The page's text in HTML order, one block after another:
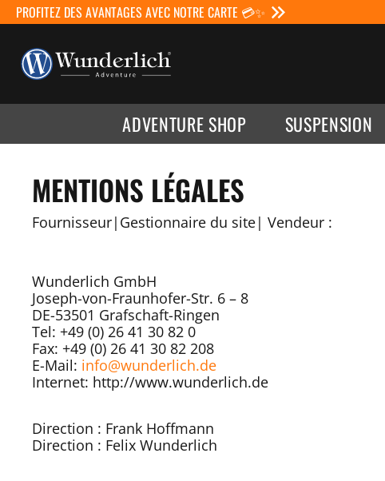
PROFITEZ DES AVANTAGES AVEC NOTRE CARTE 💳✨
ADVENTURE SHOP SUSPENSION
MENTIONS LÉGALES
Fournisseur|Gestionnaire du site| Vendeur :
Wunderlich GmbH
Joseph-von-Fraunhofer-Str. 6 – 8
DE-53501 Grafschaft-Ringen
Tel: +49 (0) 26 41 30 82 0
Fax: +49 (0) 26 41 30 82 208
E-Mail: info@wunderlich.de
Internet: http://www.wunderlich.de
Direction : Frank Hoffmann
Direction : Felix Wunderlich